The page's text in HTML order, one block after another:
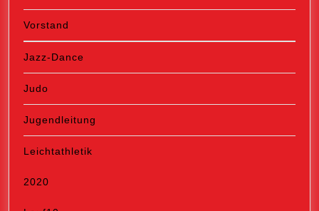
Vorstand
Jazz-Dance
Judo
Jugendleitung
Leichtathletik
2020